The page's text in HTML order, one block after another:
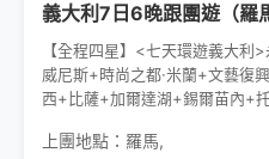
義大利7日6晚跟團遊（羅
【全程四星】<七天環遊義大利
威尼斯+時尚之都·米蘭+文藝復
西+比薩+加爾達湖+錫爾苗內+
上團地點： 羅馬,